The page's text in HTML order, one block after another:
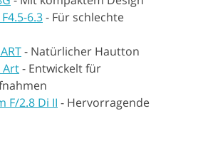
6.3- Für schlechte
- Natürlicher Hautton
Art- Entwickelt für
F/2.8 Di II - Hervorragende